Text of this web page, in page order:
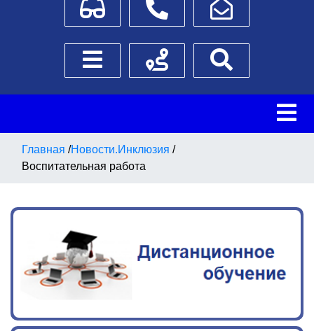
Для слабовидящихТелефоныНаписать обращение
Боковое менюСхема проезда
Главная /Новости.Инклюзия /
Воспитательная работа